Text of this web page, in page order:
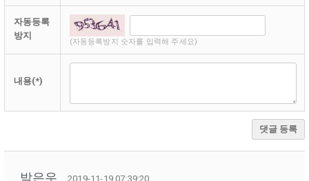
자동등록
방지
(자동등록방지 숫자를 입력해 주세요)
내용(*)
댓글 등록
박은우 2019-11-19 07:39:20